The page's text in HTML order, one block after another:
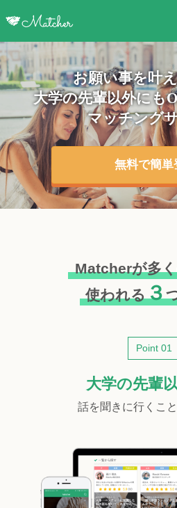
お願い事を叶
大学の先輩以外にも
マッチング
無料で簡単
Matcherが多
使われる３
Point 01
大学の先輩
話を聞きに行くこ